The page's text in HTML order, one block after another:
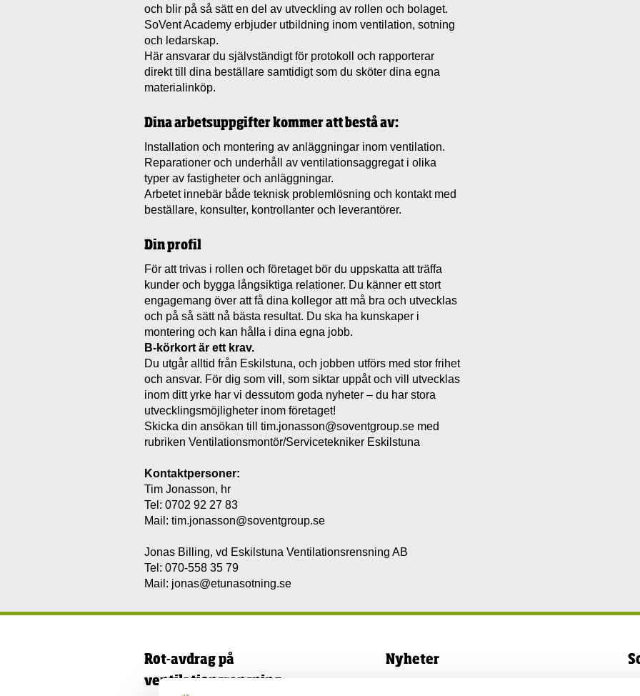
och blir på så sätt en del av utveckling av rollen och bolaget.
SoVent Academy erbjuder utbildning inom ventilation, sotning
och ledarskap.
Här ansvarar du självständigt för protokoll och rapporterar
direkt till dina beställare samtidigt som du sköter dina egna
materialinköp.
Dina arbetsuppgifter kommer att bestå av:
Installation och montering av anläggningar inom ventilation.
Reparationer och underhåll av ventilationsaggregat i olika
typer av fastigheter och anläggningar.
Arbetet innebär både teknisk problemlösning och kontakt med
beställare, konsulter, kontrollanter och leverantörer.
Din profil
För att trivas i rollen och företaget bör du uppskatta att träffa
kunder och bygga långsiktiga relationer. Du känner ett stort
engagemang över att få dina kollegor att må bra och utvecklas
och på så sätt nå bästa resultat. Du ska ha kunskaper i
montering och kan hålla i dina egna jobb.
B-körkort är ett krav.
Du utgår alltid från Eskilstuna, och jobben utförs med stor frihet
och ansvar. För dig som vill, som siktar uppåt och vill utvecklas
inom ditt yrke har vi dessutom goda nyheter – du har stora
utvecklingsmöjligheter inom företaget!
Skicka din ansökan till tim.jonasson@soventgroup.se med
rubriken Ventilationsmontör/Servicetekniker Eskilstuna
Kontaktpersoner:
Tim Jonasson, hr
Tel: 0702 92 27 83
Mail: tim.jonasson@soventgroup.se
Jonas Billing, vd Eskilstuna Ventilationsrensning AB
Tel: 070-558 35 79
Mail: jonas@etunasotning.se
Rot-avdrag på
ventilationsrensning
Nyheter